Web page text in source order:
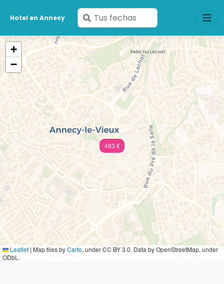
Hotel en Annecy
Ingresa
tus
fechas
483 €
+
−
Leaflet | Map tiles byCarto, under CC BY 3.0. Data by OpenStreetMap, under
ODbL.